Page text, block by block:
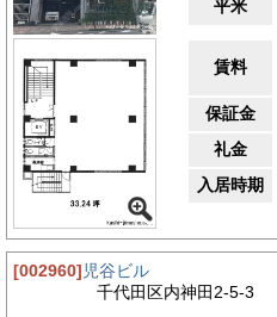
平米
賃料
保証金
礼金
入居時期
[002960]児谷ビル
千代田区内神田2-5-3